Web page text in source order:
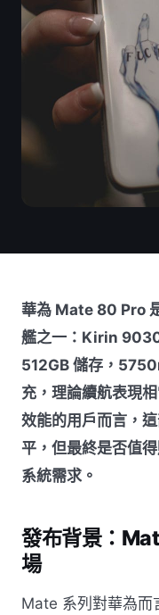
華為 Mate 80 Pro
艦之一：Kirin
512GB 儲存，
充，理論續航表現
效能的用戶而言，
平，但最終是否值
系統需求。
發布背景：
場
Mate 系列對華為